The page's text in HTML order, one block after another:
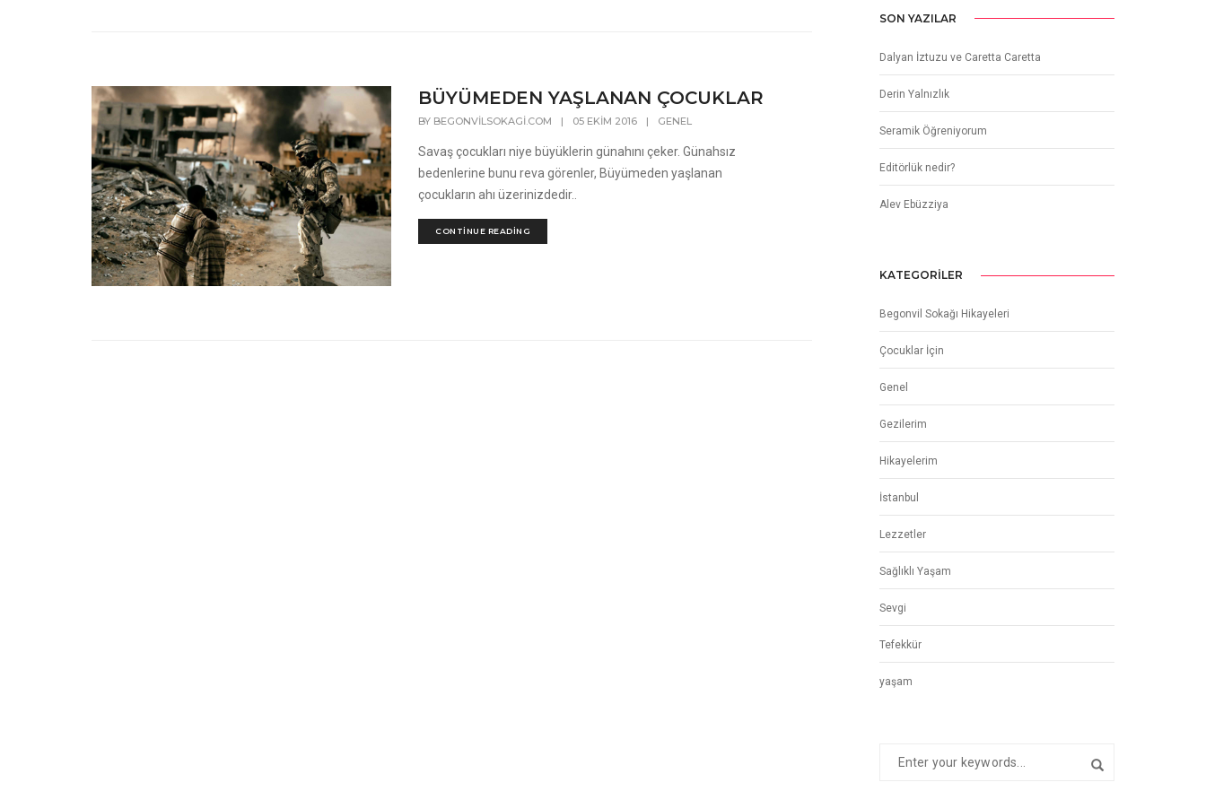
BÜYÜMEDEN YAŞLANAN ÇOCUKLAR
BY BEGONVILSOKAGI.COM | 05 EKIM 2016 | GENEL
Savaş çocukları niye büyüklerin günahını çeker. Günahsız
bedenlerine bunu reva görenler, Büyümeden yaşlanan
çocukların ahı üzerinizdedir..
CONTINUE READING
SON YAZILAR
Dalyan İztuzu ve Caretta Caretta
Derin Yalnızlık
Seramik Öğreniyorum
Editörlük nedir?
Alev Ebüzziya
KATEGORILER
Begonvil Sokağı Hikayeleri
Çocuklar İçin
Genel
Gezilerim
Hikayelerim
İstanbul
Lezzetler
Sağlıklı Yaşam
Sevgi
Tefekkür
yaşam